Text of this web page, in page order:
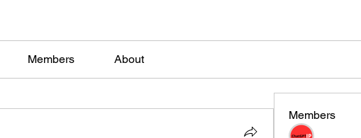
Members About
Members